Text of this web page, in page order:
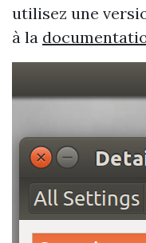
utilisez une
à la